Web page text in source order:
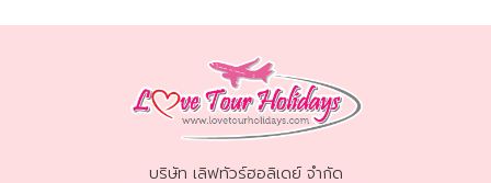
บริษัท เลิฟทัวร์ฮอลิเดย์ จำกัด